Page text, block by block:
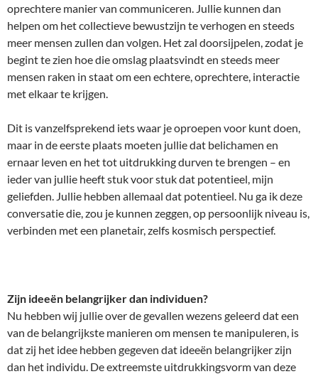
oprechtere manier van communiceren. Jullie kunnen dan
helpen om het collectieve bewustzijn te verhogen en steeds
meer mensen zullen dan volgen. Het zal doorsijpelen, zodat je
begint te zien hoe die omslag plaatsvindt en steeds meer
mensen raken in staat om een echtere, oprechtere, interactie
met elkaar te krijgen.
Dit is vanzelfsprekend iets waar je oproepen voor kunt doen,
maar in de eerste plaats moeten jullie dat belichamen en
ernaar leven en het tot uitdrukking durven te brengen – en
ieder van jullie heeft stuk voor stuk dat potentieel, mijn
geliefden. Jullie hebben allemaal dat potentieel. Nu ga ik deze
conversatie die, zou je kunnen zeggen, op persoonlijk niveau is,
verbinden met een planetair, zelfs kosmisch perspectief.
Zijn ideeën belangrijker dan individuen?
Nu hebben wij jullie over de gevallen wezens geleerd dat een
van de belangrijkste manieren om mensen te manipuleren, is
dat zij het idee hebben gegeven dat ideeën belangrijker zijn
dan het individu. De extreemste uitdrukkingsvorm van deze